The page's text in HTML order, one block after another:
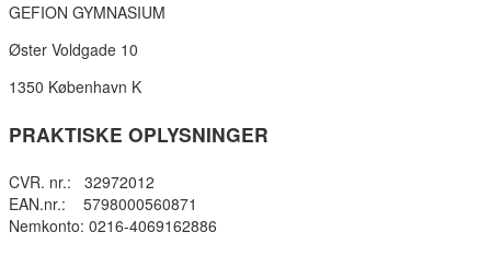
GEFION GYMNASIUM
Øster Voldgade 10
1350 København K
PRAKTISKE OPLYSNINGER
CVR. nr.: 32972012
EAN.nr.: 5798000560871
Nemkonto: 0216-4069162886